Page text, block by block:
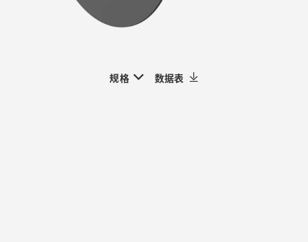
规格 数据表